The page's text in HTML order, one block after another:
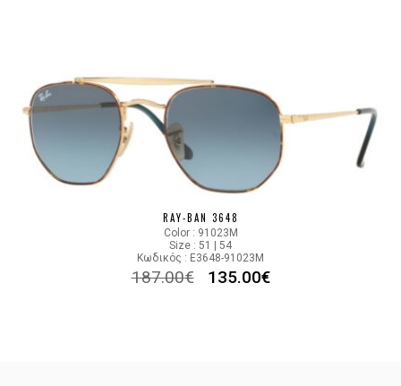
RAY-BAN 3648
Color : 91023M
Size : 51 | 54
Κωδικός : E3648-91023M
187.00€ 135.00€